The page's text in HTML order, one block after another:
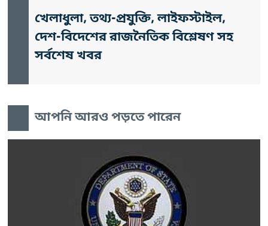
খেলাধুলা, তথ্য-প্রযুক্তি, লাইফস্টাইল,
দেশ-বিদেশের রাজনৈতিক বিশ্লেষণ সহ
সর্বশেষ খবর
আপনি আরও পড়তে পারেন